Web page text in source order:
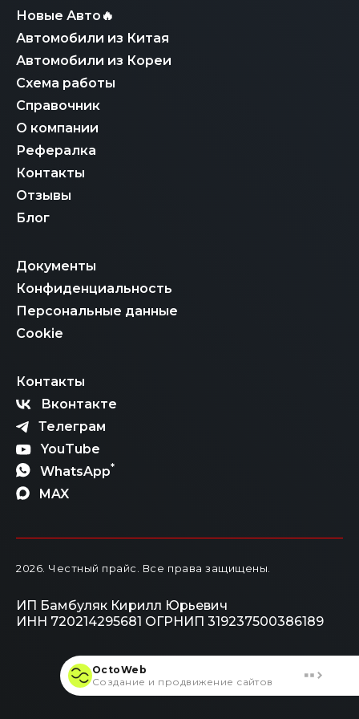
Новые Авто🔥
Автомобили из Китая
Автомобили из Кореи
Схема работы
Справочник
О компании
Рефералка
Контакты
Отзывы
Блог
Документы
Конфиденциальность
Персональные данные
Cookie
Контакты
Вконтакте
Телеграм
YouTube
WhatsApp*
MAX
2026 . Честный прайс. Все права защищены.
ИП Бамбуляк Кирилл Юрьевич
ИНН 720214295681 ОГРНИП 319237500386189
OctoWeb
Создание и продвижение сайтов